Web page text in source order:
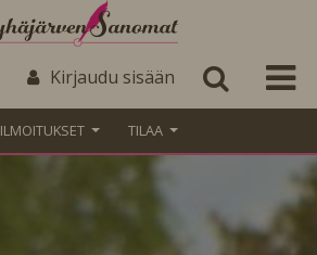
Kirjaudu sisään
ILMOITUKSET TILAA